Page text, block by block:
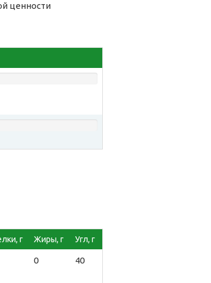
ценности
г Жиры, г Угл, г
0 40